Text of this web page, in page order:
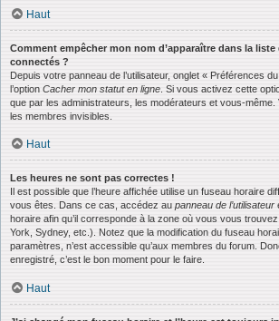
Haut
Comment empêcher mon nom d’apparaître dans la liste
connectés ?
Depuis votre panneau de l’utilisateur, onglet « Préférences
l’option Cacher mon statut en ligne . Si vous activez cette
que par les administrateurs, les modérateurs et vous-
les membres invisibles.
Haut
Les heures ne sont pas correctes !
Il est possible que l’heure affichée utilise un fuseau horaire
vous êtes. Dans ce cas, accédez au panneau de l’utilisateur
horaire afin qu’il corresponde à la zone où vous vous
York, Sydney, etc.). Notez que la modification du fuseau
paramètres, n’est accessible qu’aux membres du forum.
enregistré, c’est le bon moment pour le faire.
Haut